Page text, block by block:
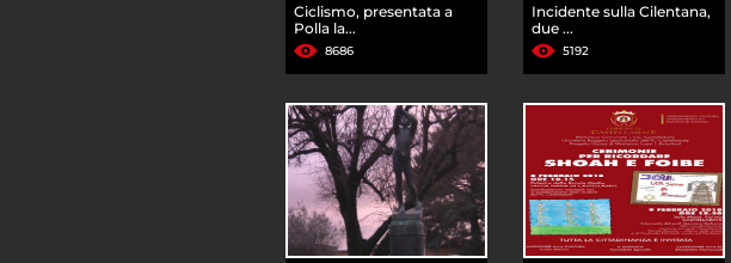
Ciclismo, presentata a
Polla la...
8686
Incidente sulla Cilentana,
due ...
5192